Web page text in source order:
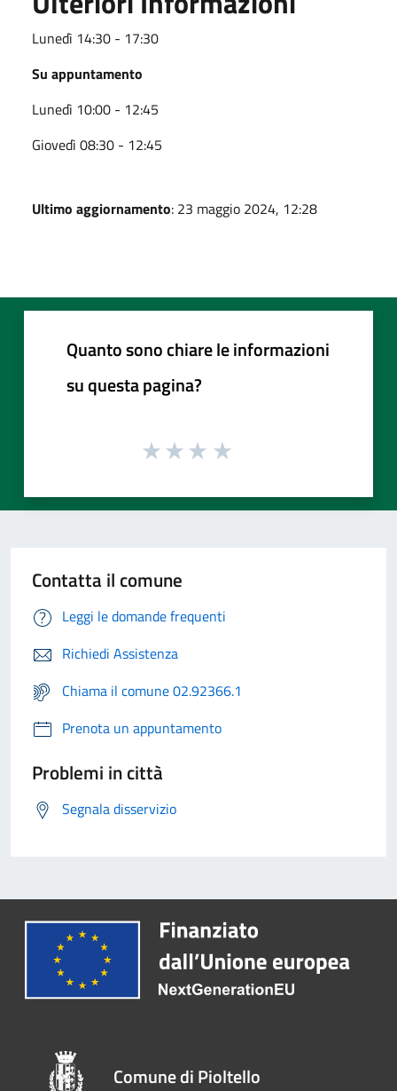
Lunedì 14:30 - 17:30
Su appuntamento
Lunedì 10:00 - 12:45
Giovedì 08:30 - 12:45
Ultimo aggiornamento: 23 maggio 2024, 12:28
Quanto sono chiare le informazioni
su questa pagina?
Contatta il comune
Leggi le domande frequenti
Richiedi Assistenza
Chiama il comune 02.92366.1
Prenota un appuntamento
Problemi in città
Segnala disservizio
Comune di Pioltello